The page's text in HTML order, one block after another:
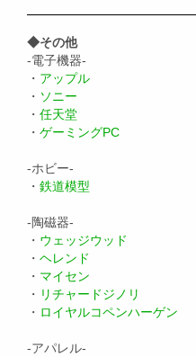
◆その他
-電子機器-
・ アップル
・ ソニー
・ 任天堂
・ ゲーミングPC
-ホビー-
・ 鉄道模型
-陶磁器-
・ ウェッジウッド
・ ヘレンド
・ マイセン
・ リチャードジノリ
・ ロイヤルコペンハーゲン
-アパレル-